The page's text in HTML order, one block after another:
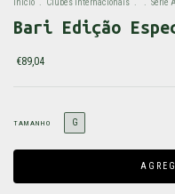
Inicio . Clubes Internacionais . . Serie
Bari Edição
€89,04
TAMANHO G